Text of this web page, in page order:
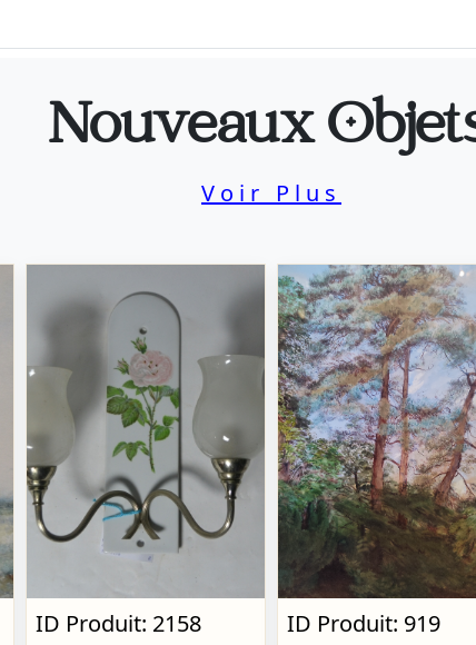
Nouveaux
Voir Plus
ID Produit: 2158 ID Produit: 919